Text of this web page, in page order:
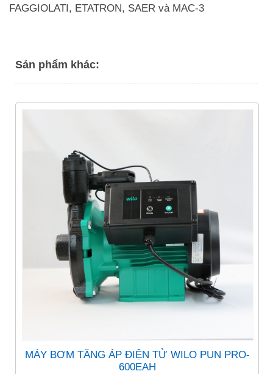
FAGGIOLATI, ETATRON, SAER và MAC-3
Sản phẩm khác:
MÁY BƠM TĂNG ÁP ĐIỆN TỬ WILO PUN PRO-
600EAH